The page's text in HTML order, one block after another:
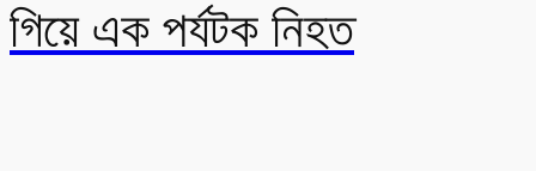
গিয়ে এক পর্যটক নিহত